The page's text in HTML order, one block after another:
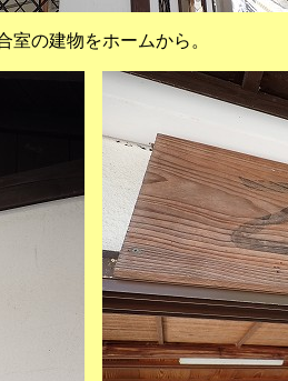
室の建物をホームから。